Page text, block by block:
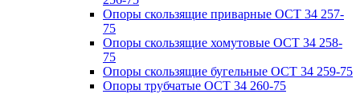
Опоры скользящие приварные ОСТ 34 257-
75
Опоры скользящие хомутовые ОСТ 34 258-
75
Опоры скользящие бугельные ОСТ 34 259-75
Опоры трубчатые ОСТ 34 260-75